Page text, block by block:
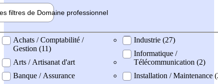
filtres de Domaine professionnel
professionel
Achats / Comptabilité /
Gestion (11)
Arts / Artisanat d'art
Banque / Assurance
Industrie (27)
Informatique /
Télécommunication (2)
Installation / Maintenance